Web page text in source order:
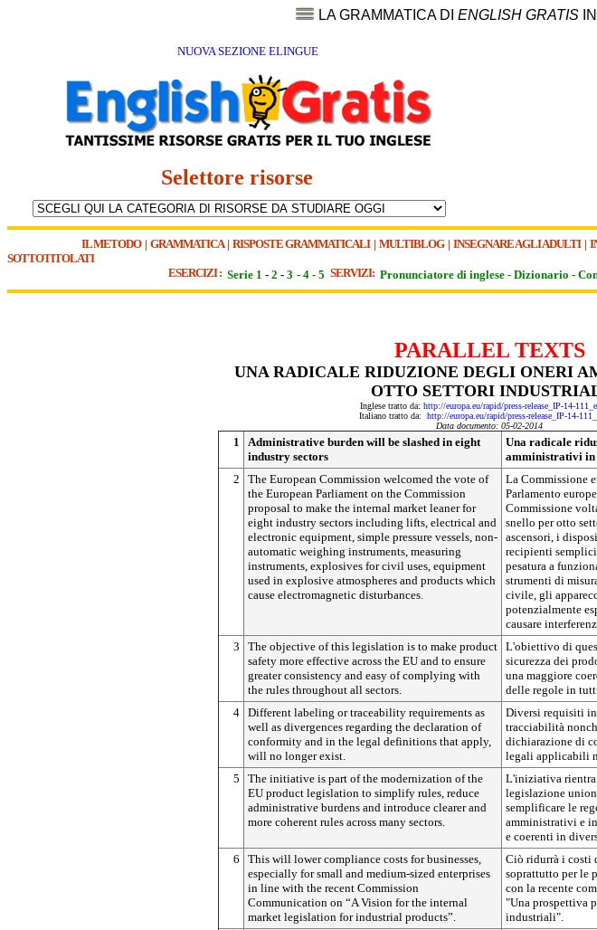
LA GRAMMATICA DI ENGLISH GRATIS IN
NUOVA SEZIONE ELINGUE
Selettore risorse
IL METODO| GRAMMATICA| RISPOSTE GRAMMATICALI| MULTIBLOG| INSEGNARE AGLI ADULTI |
SOTTOTITOLATI
ESERCIZI : Serie 1 - 2 - 3 - 4 - 5 SERVIZI: Pronunciatore di inglese - Dizionario -
PARALLEL TEXTS
UNA RADICALE RIDUZIONE DEGLI ONERI
OTTO SETTORI
Inglese tratto da: http://europa.eu/rapid/press-release_IP-14-
Italiano tratto da: http://europa.eu/rapid/press-release_IP-14-
Data documento: 05-02-2014
1
Administrative burden will be slashed in eight
industry sectors
Una radicale
amministrativi
2
The European Commission welcomed the vote of
the European Parliament on the Commission
proposal to make the internal market leaner for
eight industry sectors including lifts, electrical and
electronic equipment, simple pressure vessels, non-
automatic weighing instruments, measuring
instruments, explosives for civil uses, equipment
used in explosive atmospheres and products which
cause electromagnetic disturbances.
La Commissione
Parlamento
Commissione
snello per otto
ascensori, i
recipienti
pesatura a
strumenti di
civile, gli
potenzialmente
causare
3
The objective of this legislation is to make product
safety more effective across the EU and to ensure
greater consistency and easy of complying with
the rules throughout all sectors.
L'obiettivo di
sicurezza dei
una maggiore
delle regole in
4 Different labeling or traceability requirements as
well as divergences regarding the declaration of
conformity and in the legal definitions that apply,
will no longer exist.
Diversi requisiti
tracciabilità
dichiarazione di
legali applicabili
5
The initiative is part of the modernization of the
EU product legislation to simplify rules, reduce
administrative burdens and introduce clearer and
more coherent rules across many sectors.
L'iniziativa
legislazione
semplificare le
amministrativi e
e coerenti in
6
This will lower compliance costs for businesses,
especially for small and medium-sized enterprises
in line with the recent Commission
Communication on “A Vision for the internal
market legislation for industrial products”.
Ciò ridurrà i costi
soprattutto per le
con la recente
"Una prospettiva
industriali".